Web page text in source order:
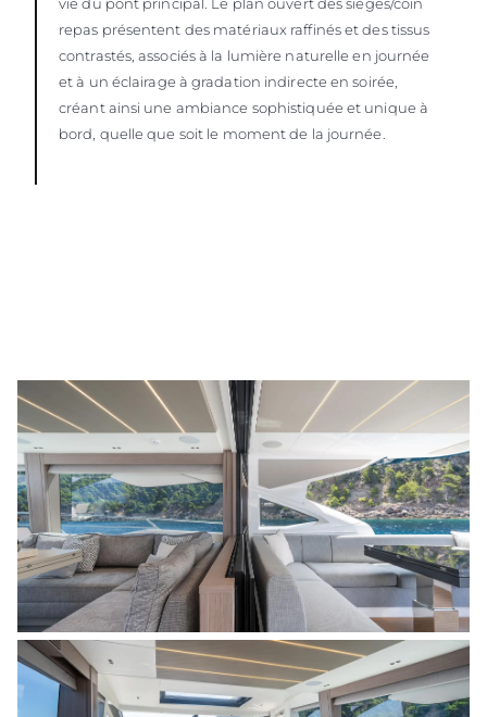
vie du pont principal. Le plan ouvert des sièges/coin
repas présentent des matériaux raffinés et des tissus
contrastés, associés à la lumière naturelle en journée
et à un éclairage à gradation indirecte en soirée,
créant ainsi une ambiance sophistiquée et unique à
bord, quelle que soit le moment de la journée.